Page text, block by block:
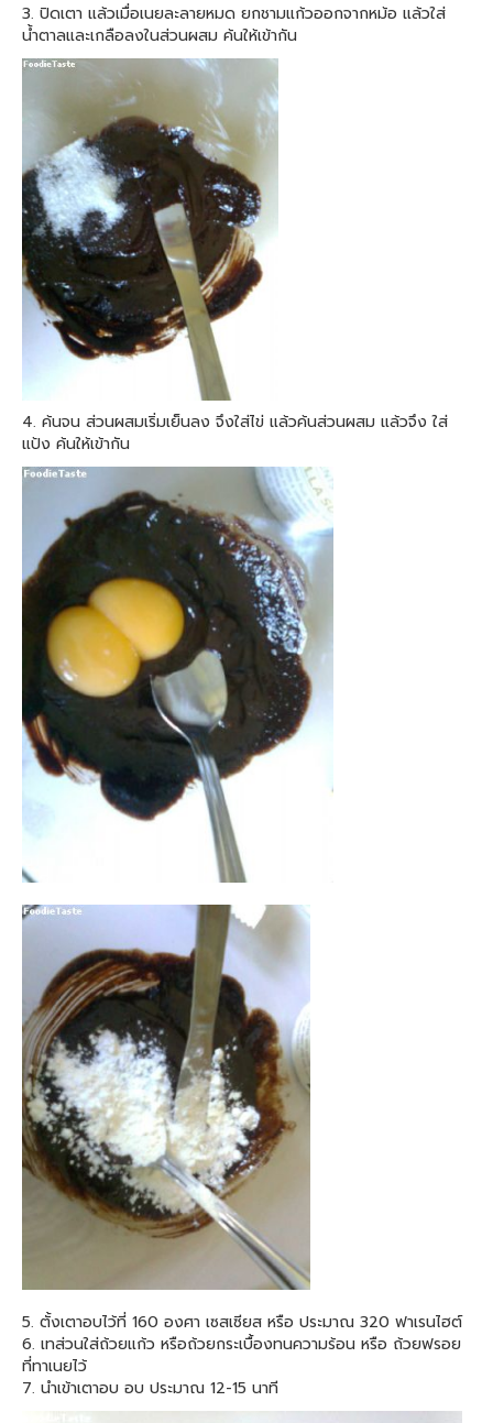
3. ปิดเตา แล้วเมื่อเนยละลายหมด ยกชามแก้วออกจากหม้อ แล้วใส่
น้ำตาลและเกลือลงในส่วนผสม ค้นให้เข้ากัน
4. ค้นจน ส่วนผสมเริ่มเย็นลง จึงใส่ไข่ แล้วค้นส่วนผสม แล้วจึง ใส่
แป้ง ค้นให้เข้ากัน
5. ตั้งเตาอบไว้ที่ 160 องศา เซสเซียส หรือ ประมาณ 320 ฟาเรนไฮต์
6. เทส่วนใส่ถ้วยแก้ว หรือถ้วยกระเบื้องทนความร้อน หรือ ถ้วยฟรอย
ที่ทาเนยไว้
7. นำเข้าเตาอบ อบ ประมาณ 12-15 นาที